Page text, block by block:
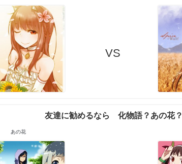
VS
友達に勧めるなら 化物語？あの花？
あの花